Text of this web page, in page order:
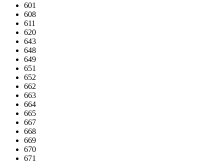
601
608
611
620
643
648
649
651
652
662
663
664
665
667
668
669
670
671